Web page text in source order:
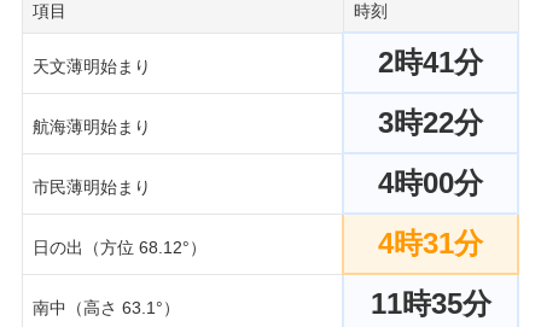
項目 時刻
天文薄明始まり 2時41分
航海薄明始まり 3時22分
市民薄明始まり 4時00分
日の出（方位 68.12°） 4時31分
南中（高さ 63.1°） 11時35分